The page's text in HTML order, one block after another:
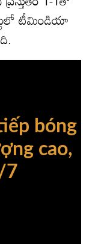
టీమిండియా